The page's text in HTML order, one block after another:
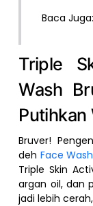
Baca
Triple
Wash
Putihkan
Bruver!
deh Face
Triple Skin
argan oil, dan
jadi lebih